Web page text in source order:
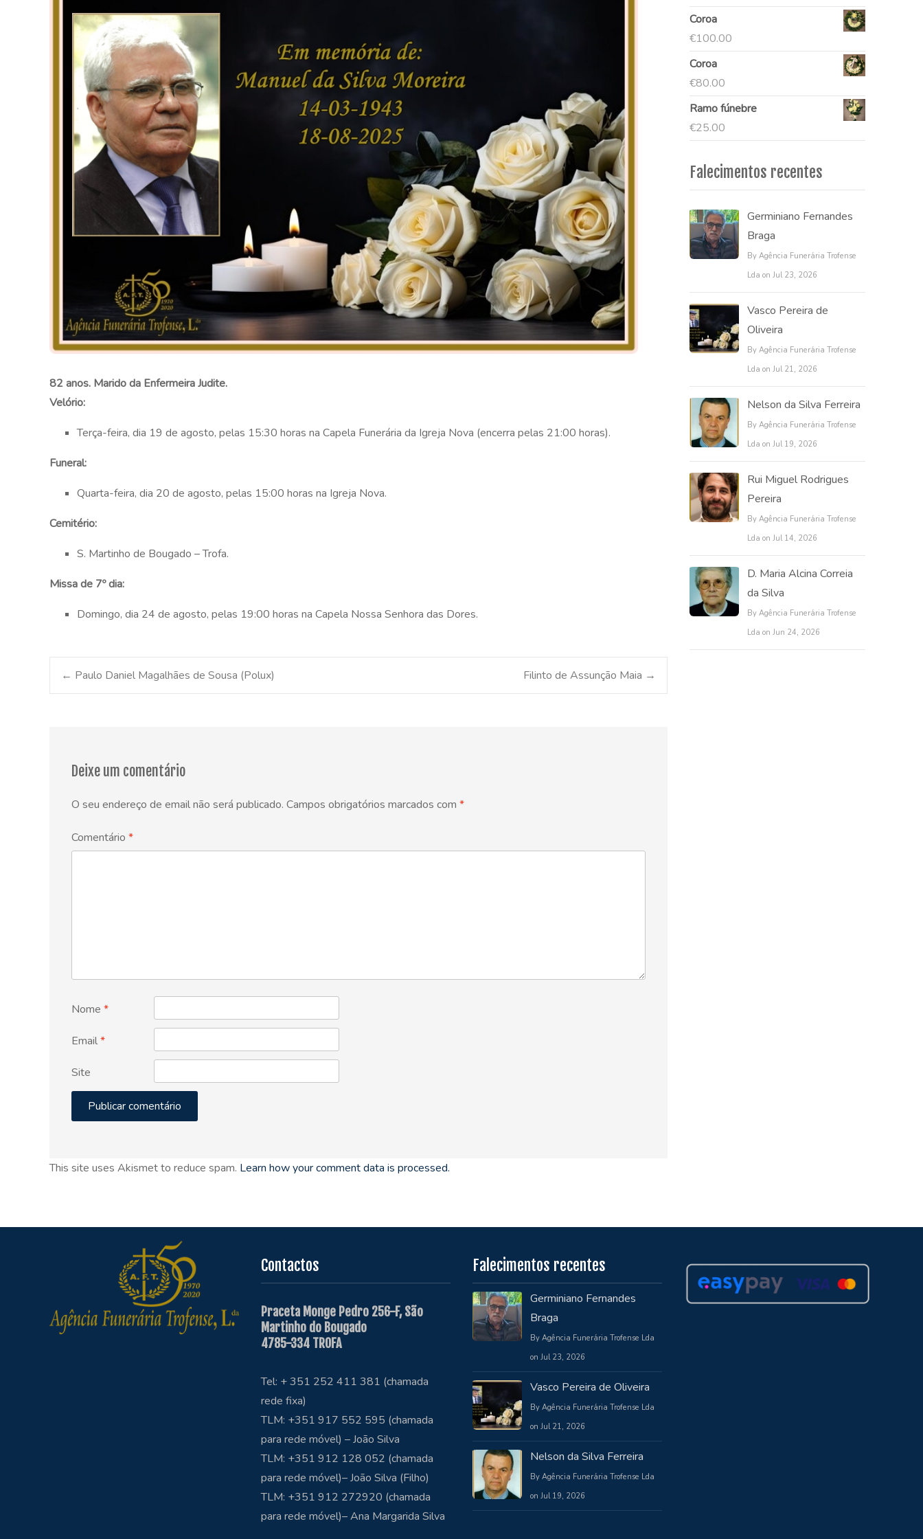
82 anos. Marido da Enfermeira Judite.
Velório:
Terça-feira, dia 19 de agosto, pelas 15:30 horas na Capela Funerária da Igreja Nova (encerra pelas 21:00 horas).
Funeral:
Quarta-feira, dia 20 de agosto, pelas 15:00 horas na Igreja Nova.
Cemitério:
S. Martinho de Bougado – Trofa.
Missa de 7º dia:
Domingo, dia 24 de agosto, pelas 19:00 horas na Capela Nossa Senhora das Dores.
Post
← Paulo Daniel Magalhães de Sousa (Polux) Filinto de Assunção Maia →
Deixe um comentário
O seu endereço de email não será publicado. Campos obrigatórios marcados com *
Comentário *
Nome *
Email*
Site
This site uses Akismet to reduce spam. Learn how your comment data is processed.
Coroa
€100.00
Coroa
€80.00
Ramo fúnebre
€25.00
Falecimentos recentes
Germiniano Fernandes
Braga
By Agência Funerária Trofense
Lda on Jul 23, 2026
Vasco Pereira de
Oliveira
By Agência Funerária Trofense
Lda on Jul 21, 2026
Nelson da Silva Ferreira
By Agência Funerária Trofense
Lda on Jul 19, 2026
Rui Miguel Rodrigues
Pereira
By Agência Funerária Trofense
Lda on Jul 14, 2026
D. Maria Alcina Correia
da Silva
By Agência Funerária Trofense
Lda on Jun 24, 2026
Contactos
Praceta Monge Pedro 256-F, São
Martinho do Bougado
4785-334 TROFA
Tel: + 351 252 411 381 (chamada
rede fixa)
TLM: +351 917 552 595 (chamada
para rede móvel) – João Silva
TLM: +351 912 128 052 (chamada
para rede móvel)– João Silva (Filho)
TLM: +351 912 272920 (chamada
para rede móvel)– Ana Margarida Silva
Falecimentos recentes
Germiniano Fernandes
Braga
By Agência Funerária Trofense Lda
on Jul 23, 2026
Vasco Pereira de Oliveira
By Agência Funerária Trofense Lda
on Jul 21, 2026
Nelson da Silva Ferreira
By Agência Funerária Trofense Lda
on Jul 19, 2026